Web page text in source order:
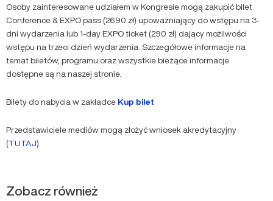
Osoby zainteresowane udziałem w Kongresie mogą zakupić bilet
Conference & EXPO pass (2690 zł) upoważniający do wstępu na 3-
dni wydarzenia lub 1-day EXPO ticket (290 zł) dający możliwości
wstępu na trzeci dzień wydarzenia. Szczegółowe informacje na
temat biletów, programu oraz wszystkie bieżące informacje
dostępne są na naszej stronie.
Bilety do nabycia w zakładce Kup bilet
Przedstawiciele mediów mogą złożyć wniosek akredytacyjny
(TUTAJ).
Zobacz również